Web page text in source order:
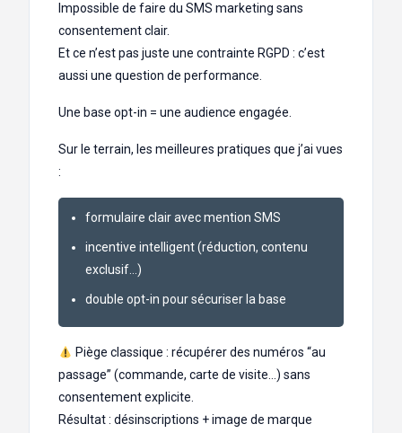
Impossible de faire du SMS marketing sans
consentement clair.
Et ce n’est pas juste une contrainte RGPD : c’est
aussi une question de performance.
Une base opt-in = une audience engagée.
Sur le terrain, les meilleures pratiques que j’ai vues
:
formulaire clair avec mention SMS
incentive intelligent (réduction, contenu
exclusif…)
double opt-in pour sécuriser la base
Piège classique : récupérer des numéros “au
passage” (commande, carte de visite…) sans
consentement explicite.
Résultat : désinscriptions + image de marque